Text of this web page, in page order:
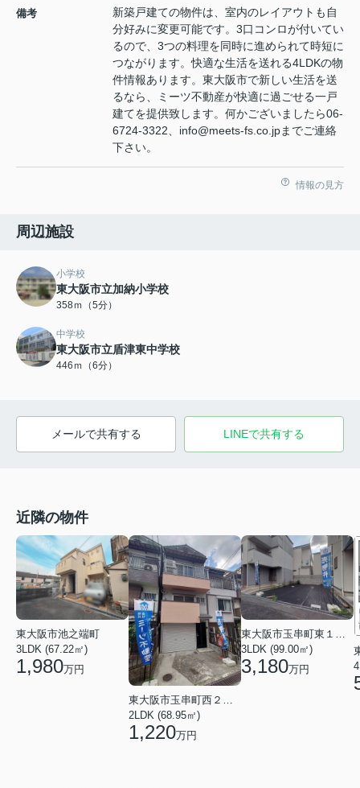
備考
新築戸建ての物件は、室内のレイアウトも自
分好みに変更可能です。3口コンロが付いてい
るので、3つの料理を同時に進められて時短に
つながります。快適な生活を送れる4LDKの物
件情報あります。東大阪市で新しい生活を送
るなら、ミーツ不動産が快適に過ごせる一戸
建てを提供致します。何かございましたら06-
6724-3322、info@meets-fs.co.jpまでご連絡
下さい。
情報の見方
周辺施設
小学校
東大阪市立加納小学校
358ｍ（5分）
中学校
東大阪市立盾津東中学校
446ｍ（6分）
メールで共有する LINEで共有する
近隣の物件
東大阪市池之端町
3LDK (67.22㎡)
1,980万円
2LDK (68.95㎡)
1,220万円
東大阪市玉串町東１丁目
3LDK (99.00㎡)
3,180万円